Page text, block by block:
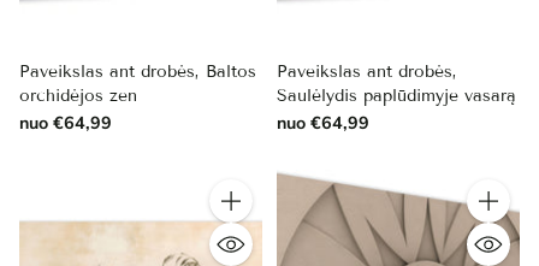
Paveikslas ant drobės, Baltos
orchidėjos zen
nuo €64,99
Paveikslas ant drobės,
Saulėlydis paplūdimyje vasarą
nuo €64,99
Kiekis Kiekis